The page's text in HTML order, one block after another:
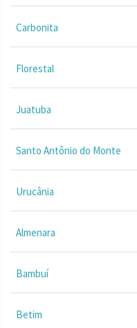
Carbonita
Florestal
Juatuba
Santo Antônio do Monte
Urucânia
Almenara
Bambuí
Betim